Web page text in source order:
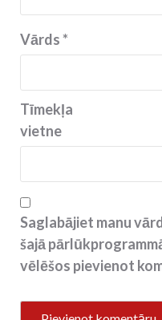
Vārds*
Tīmekļa
vietne
Saglabājiet manu
šajā
vēlēšos pievienot